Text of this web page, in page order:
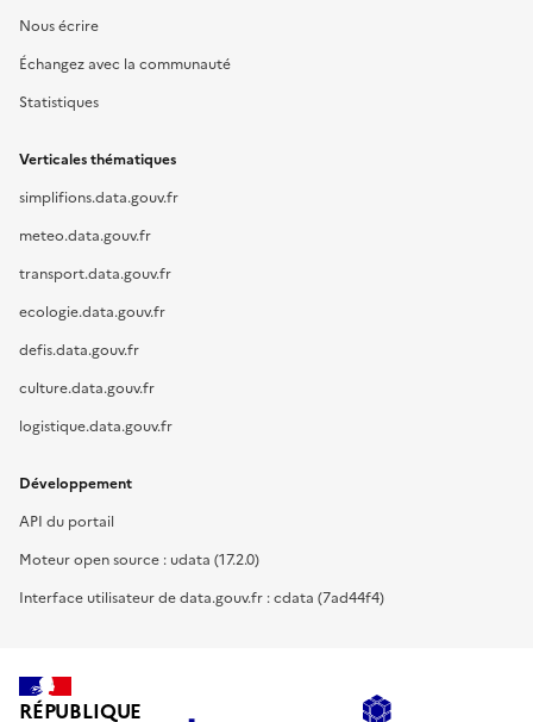
Nous écrire
Échangez avec la communauté
Statistiques
Verticales thématiques
simplifions.data.gouv.fr
meteo.data.gouv.fr
transport.data.gouv.fr
ecologie.data.gouv.fr
defis.data.gouv.fr
culture.data.gouv.fr
logistique.data.gouv.fr
Développement
API du portail
Moteur open source : udata (17.2.0)
Interface utilisateur de data.gouv.fr : cdata (7ad44f4)
RÉPUBLIQUE